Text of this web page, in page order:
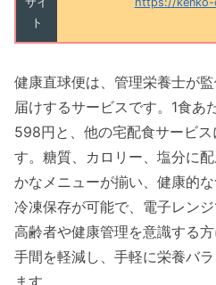
ト
健康直球便は、管理栄養士が
届けするサービスです。1食あ
598円と、他の宅配食サービ
す。糖質、カロリー、塩分に
かなメニューが揃い、健康的
冷凍保存が可能で、電子レン
高齢者や健康管理を意識する
手間を軽減し、手軽に栄養バ